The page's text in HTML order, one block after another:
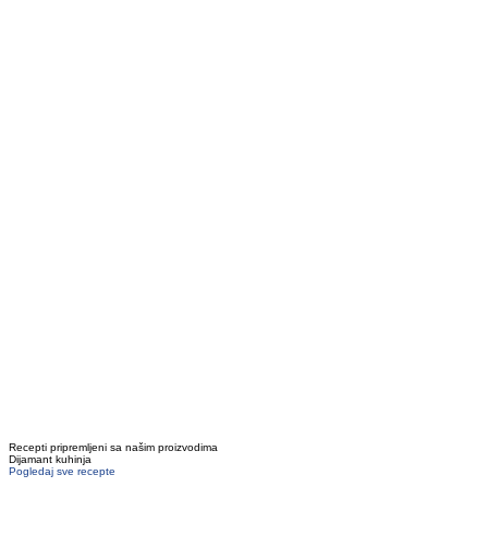
Recepti pripremljeni sa našim proizvodima
Dijamant kuhinja
Pogledaj sve recepte